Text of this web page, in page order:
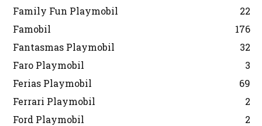
Family Fun Playmobil
22
Famobil
176
Fantasmas Playmobil
32
Faro Playmobil
3
Ferias Playmobil
69
Ferrari Playmobil
2
Ford Playmobil
2